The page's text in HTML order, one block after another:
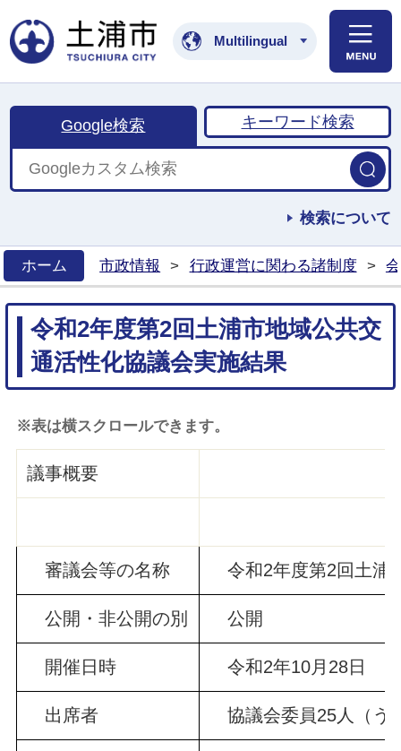
土浦市公式ホームペ
Multilingual
Google検索 キーワード検索
検索について
ホーム
市政情報 > 行政運営に関わる諸制度 >
令和2年度第2回土浦市地域公共交
通活性化協議会実施結果
※表は横スクロールできます。
議事概要
審議会等の名称 令和2年度第2回土浦
公開・非公開の別 公開
開催日時 令和2年10月28日
出席者 協議会委員25人（う